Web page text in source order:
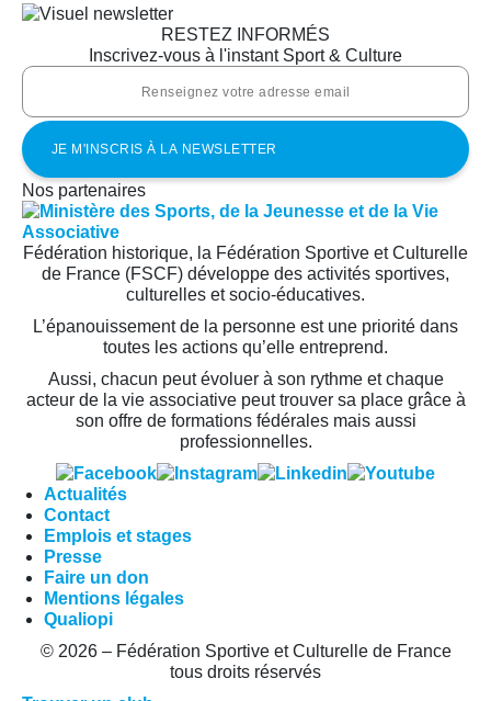
RESTEZ INFORMÉS
Inscrivez-vous à l'instant Sport & Culture
Nos partenaires
Fédération historique, la Fédération Sportive et Culturelle
de France (FSCF) développe des activités sportives,
culturelles et socio-éducatives.
L’épanouissement de la personne est une priorité dans
toutes les actions qu’elle entreprend.
Aussi, chacun peut évoluer à son rythme et chaque
acteur de la vie associative peut trouver sa place grâce à
son offre de formations fédérales mais aussi
professionnelles.
Actualités
Contact
Emplois et stages
Presse
Faire un don
Mentions légales
Qualiopi
© 2026 – Fédération Sportive et Culturelle de France
tous droits réservés